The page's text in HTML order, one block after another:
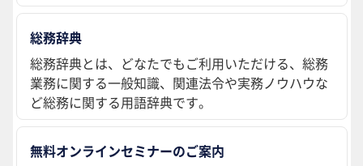
総務辞典
総務辞典とは、どなたでもご利用いただける、総務
業務に関する一般知識、関連法令や実務ノウハウな
ど総務に関する用語辞典です。
無料オンラインセミナーのご案内